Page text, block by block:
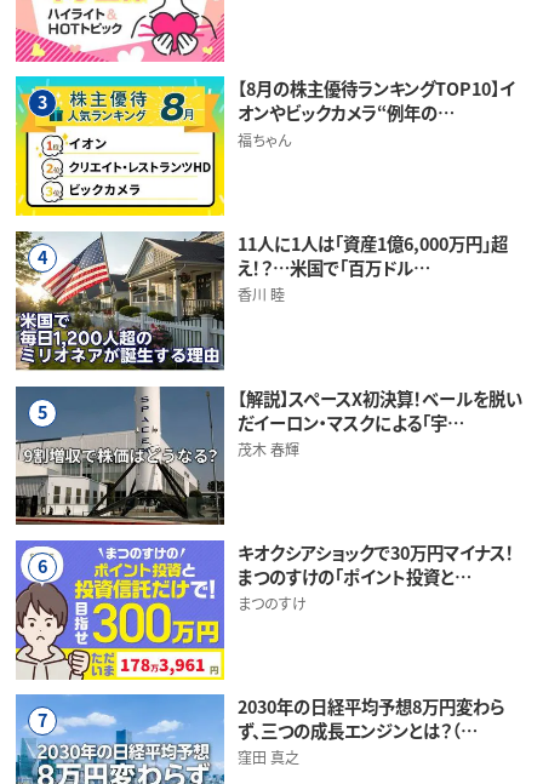
3
【8月の株主優待ランキングTOP10】イ
オンやビックカメラ“例年の…
福ちゃん
4
11人に1人は「資産1億6,000万円」超
え！？…米国で「百万ドル…
香川 睦
5
【解説】スペースX初決算！ベールを脱い
だイーロン・マスクによる「宇…
茂木 春輝
6
キオクシアショックで30万円マイナス！
まつのすけの「ポイント投資と…
まつのすけ
7
2030年の日経平均予想8万円変わら
ず、三つの成長エンジンとは？（…
窪田 真之